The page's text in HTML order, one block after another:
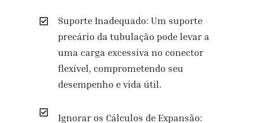
Suporte Inadequado: Um suporte
precário da tubulação pode levar a
uma carga excessiva no conector
flexível, comprometendo seu
desempenho e vida útil.
Ignorar os Cálculos de Expansão: